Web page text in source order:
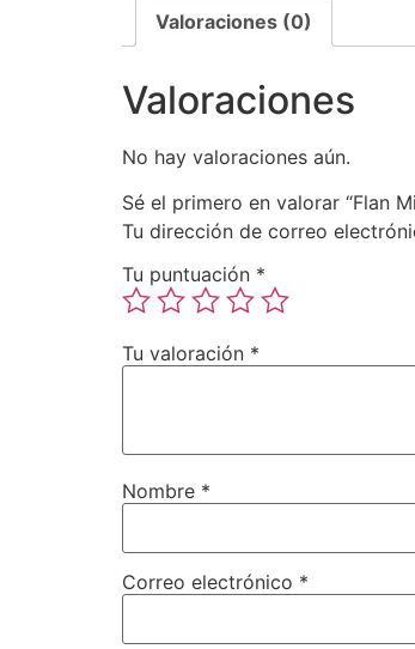
Valoraciones (0)
Valoraciones
No hay valoraciones aún.
Sé el primero en valorar “Flan
Tu dirección de correo
Tu puntuación *
Tu valoración *
Nombre *
Correo electrónico *